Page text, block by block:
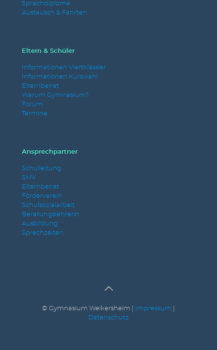
Sprachdiplome
Austausch & Fahrten
Eltern & Schüler
Informationen Viertklässler
Informationen Kurswahl
Elternbeirat
Warum Gymnasium?
Forum
Termine
Ansprechpartner
Schulleitung
SMV
Elternbeirat
Förderverein
Schulsozialarbeit
Beratungslehrerin
Ausbildung
Sprechzeiten
© Gymnasium Weikersheim | Impressum
Datenschutz